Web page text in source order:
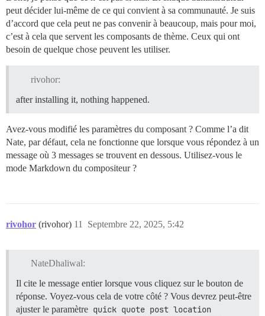
peut décider lui-même de ce qui convient à sa communauté. Je suis
d’accord que cela peut ne pas convenir à beaucoup, mais pour moi,
c’est à cela que servent les composants de thème. Ceux qui ont
besoin de quelque chose peuvent les utiliser.
rivohor:
after installing it, nothing happened.
Avez-vous modifié les paramètres du composant ? Comme l’a dit
Nate, par défaut, cela ne fonctionne que lorsque vous répondez à un
message où 3 messages se trouvent en dessous. Utilisez-vous le
mode Markdown du compositeur ?
rivohor (rivohor) Septembre 22, 2025, 5:42
11
NateDhaliwal:
Il cite le message entier lorsque vous cliquez sur le bouton de
réponse. Voyez-vous cela de votre côté ? Vous devrez peut-être
ajuster le paramètre quick quote post location